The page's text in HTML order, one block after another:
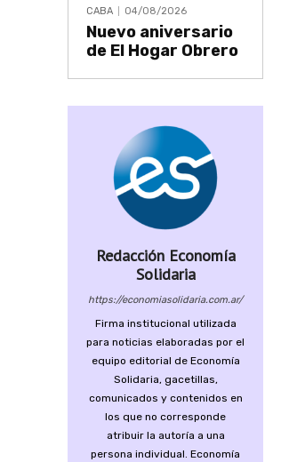
CABA 04/08/2026
Nuevo aniversario
de El Hogar Obrero
Redacción Economía
Solidaria
https://economiasolidaria.com.ar/
Firma institucional utilizada
para noticias elaboradas por el
equipo editorial de Economía
Solidaria, gacetillas,
comunicados y contenidos en
los que no corresponde
atribuir la autoría a una
persona individual. Economía